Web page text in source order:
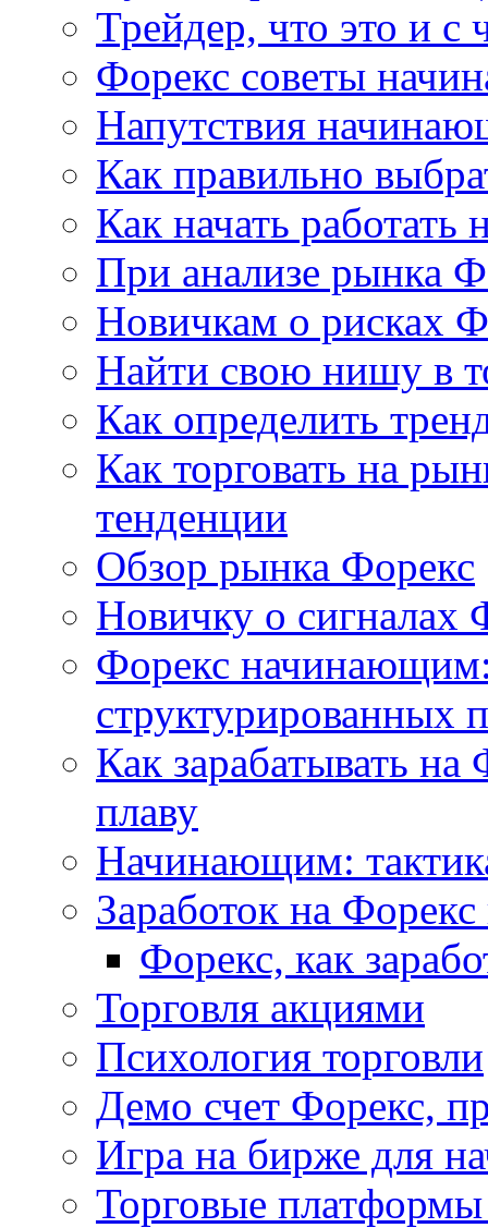
Трейдер, что это и с
Форекс советы
Напутствия
Как правильно
Как начать
При анализе рынка
Новичкам о рисках
Найти свою нишу в
Как определить
Как торговать на
тенденции
Обзор рынка Форекс
Новичку о сигналах
Форекс
структурированных
Как зарабатывать на
плаву
Начинающим:
Заработок на
Форекс, как
Торговля акциями
Психология торговли
Демо счет Форекс,
Игра на бирже для
Торговые